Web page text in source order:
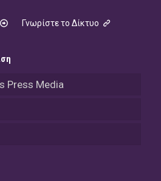
Γνωρίστε το Δίκτυο
Press Media